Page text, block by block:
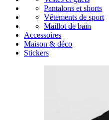
Pantalons et shorts
Vêtements de sport
Maillot de bain
Accessoires
Maison & déco
Stickers